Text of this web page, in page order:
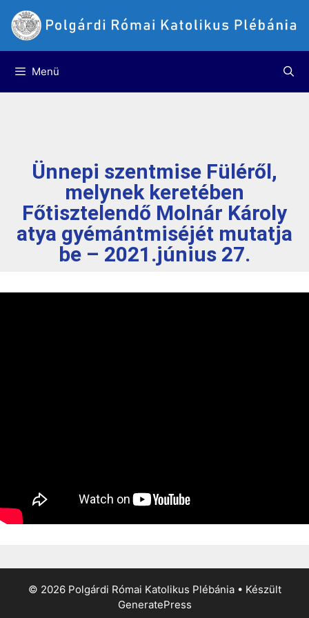
Menü
Ünnepi szentmise Füléről,
melynek keretében
Főtisztelendő Molnár Károly
atya gyémántmiséjét mutatja
be – 2021.június 27.
© 2026 Polgárdi Római Katolikus Plébánia• Készült
GeneratePress